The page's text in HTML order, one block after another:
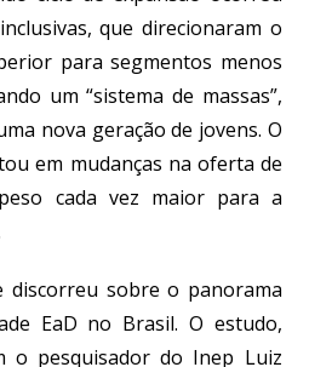
que direcionaram o
para segmentos menos
um “sistema de massas”,
nova geração de jovens. O
em mudanças na oferta de
cada vez maior para a
discorreu sobre o panorama
EaD no Brasil. O estudo,
o pesquisador do Inep Luiz